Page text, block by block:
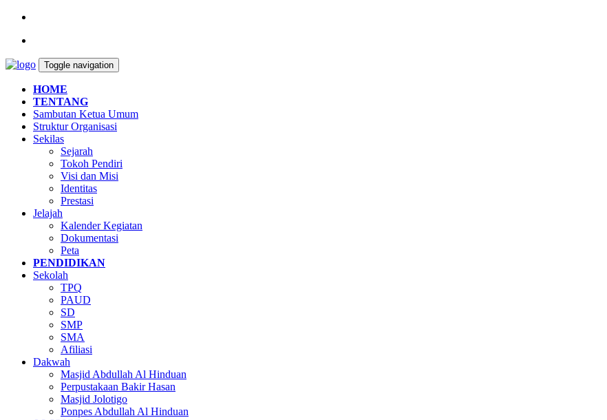
Toggle navigation
HOME
TENTANG
Sambutan Ketua Umum
Struktur Organisasi
Sekilas
Sejarah
Tokoh Pendiri
Visi dan Misi
Identitas
Prestasi
Jelajah
Kalender Kegiatan
Dokumentasi
Peta
PENDIDIKAN
Sekolah
TPQ
PAUD
SD
SMP
SMA
Afiliasi
Dakwah
Masjid Abdullah Al Hinduan
Perpustakaan Bakir Hasan
Masjid Jolotigo
Ponpes Abdullah Al Hinduan